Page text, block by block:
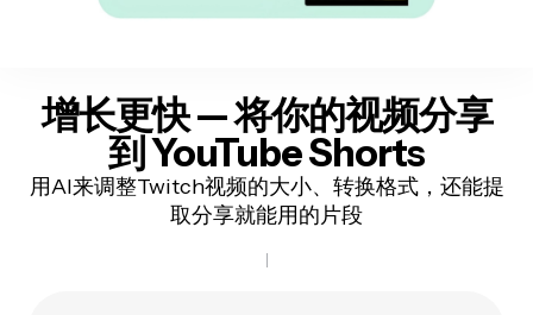
增长更快 —将你的视频分享
到 YouTube Shorts
用AI来调整Twitch视频的大小、转换格式，还能提
取分享就能用的片段